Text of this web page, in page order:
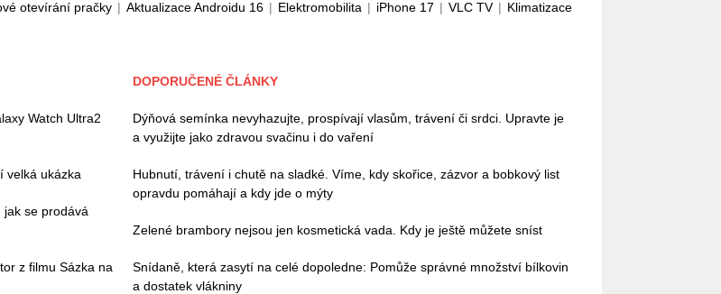
otevírání pračky | Aktualizace Androidu 16 | Elektromobilita | iPhone 17 | VLC TV | Klimatizace
Watch Ultra2
velká ukázka
se prodává
z filmu Sázka na
DOPORUČENÉ ČLÁNKY
Dýňová semínka nevyhazujte, prospívají vlasům, trávení či srdci. Upravte je
a využijte jako zdravou svačinu i do vaření
Hubnutí, trávení i chutě na sladké. Víme, kdy skořice, zázvor a bobkový list
opravdu pomáhají a kdy jde o mýty
Zelené brambory nejsou jen kosmetická vada. Kdy je ještě můžete sníst
Snídaně, která zasytí na celé dopoledne: Pomůže správné množství bílkovin
a dostatek vlákniny